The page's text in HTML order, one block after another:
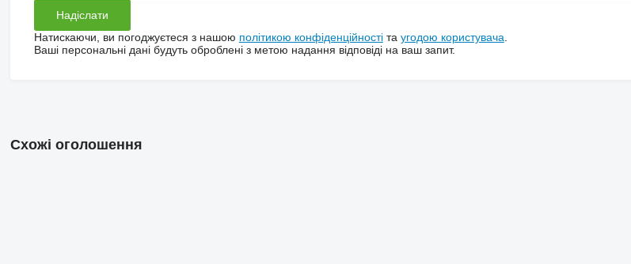
Натискаючи, ви погоджуєтеся з нашою політикою конфіденційностіта угодою користувача
Ваші персональні дані будуть оброблені з метою надання відповіді на ваш запит.
Схожі оголошення